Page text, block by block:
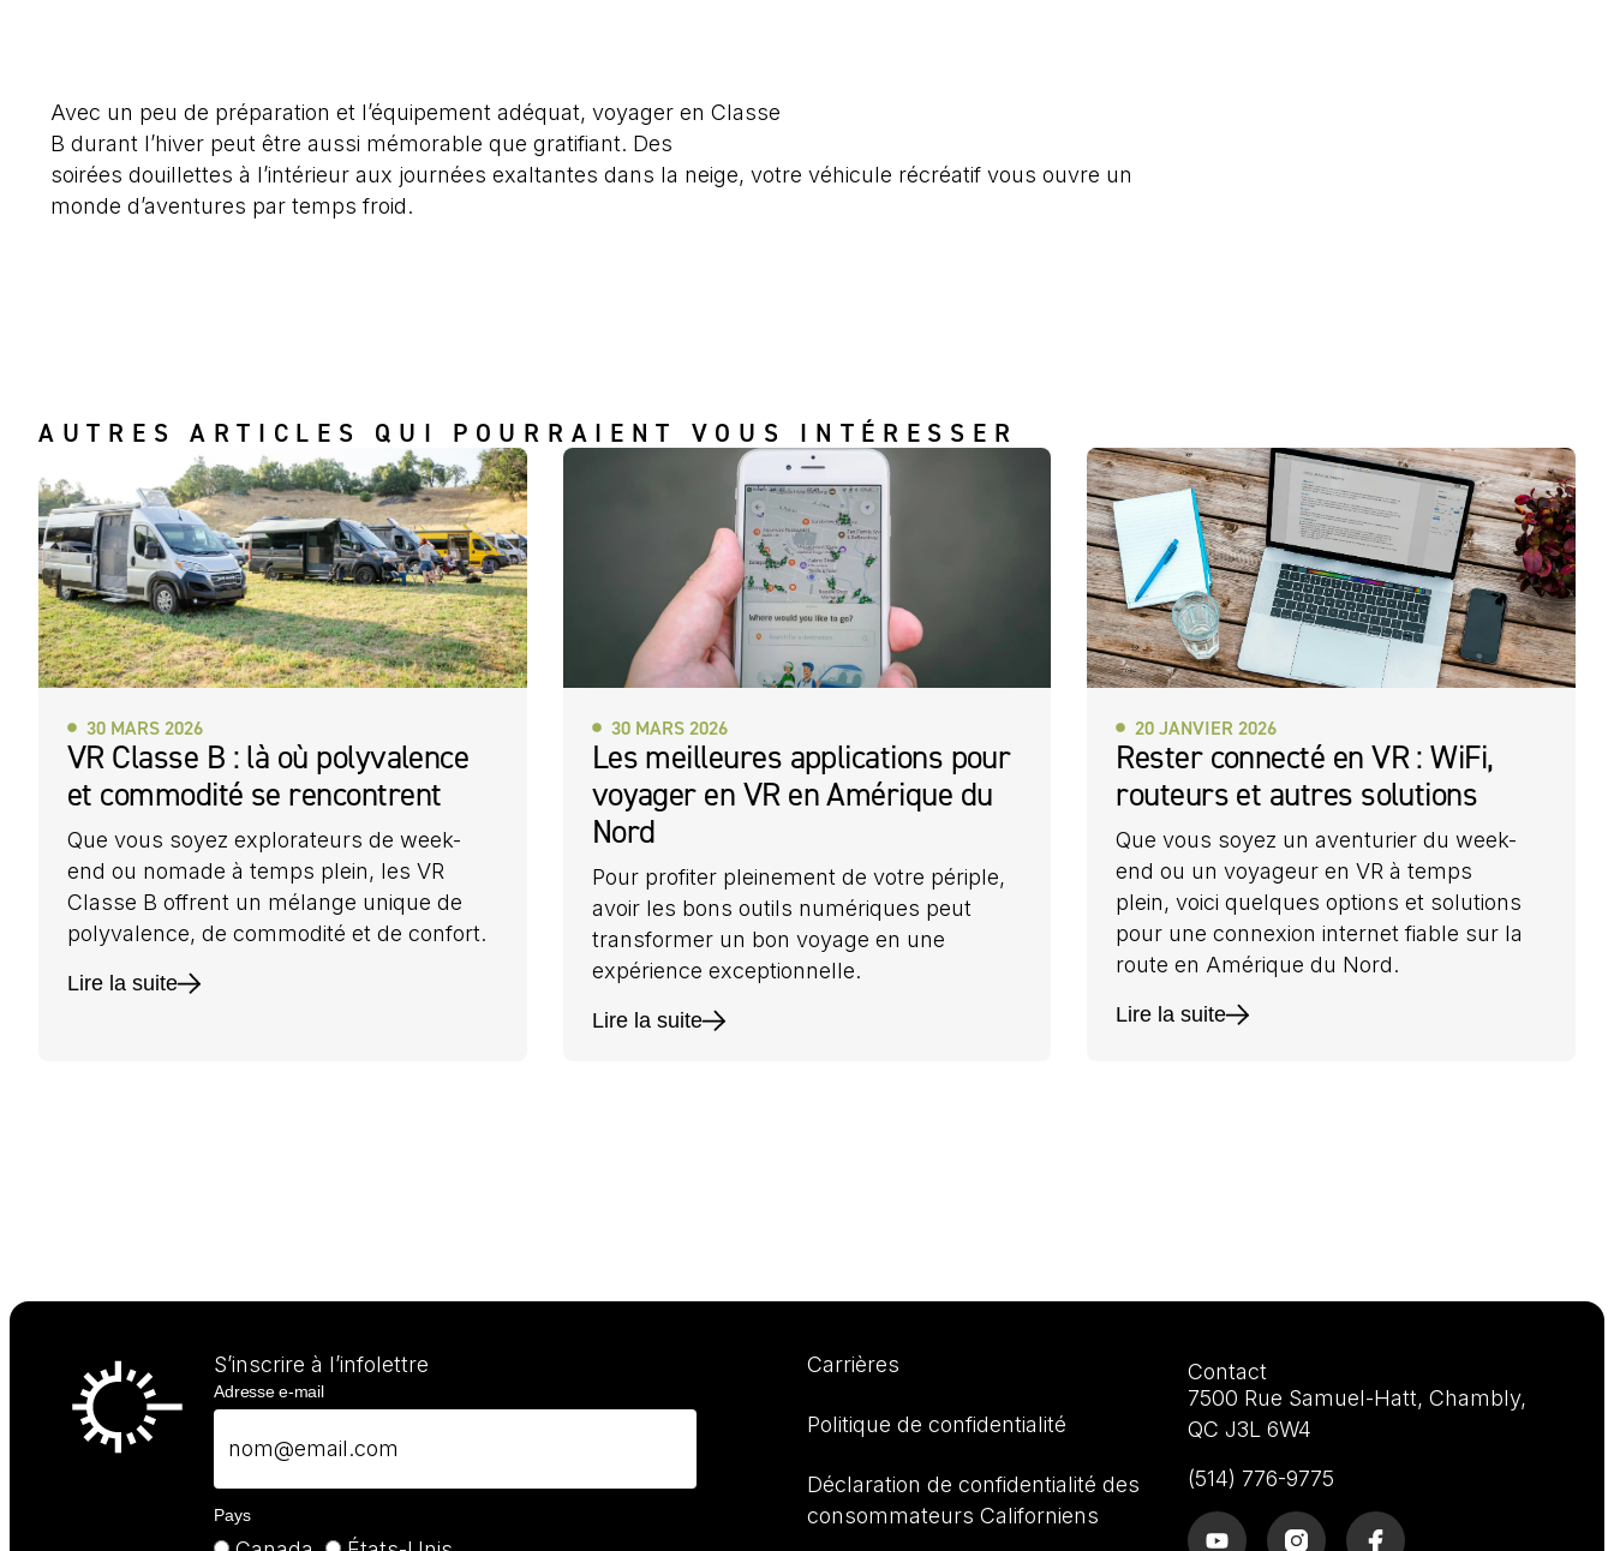
Avec un peu de préparation et l’équipement adéquat, voyager en Classe
B durant l’hiver peut être aussi mémorable que gratifiant. Des
soirées douillettes à l’intérieur aux journées exaltantes dans la neige, votre véhicule récréatif vous ouvre un
monde d’aventures par temps froid.
AUTRES ARTICLES QUI POURRAIENT VOUS INTÉRESSER
30 MARS 2026
VR Classe B : là où polyvalence
et commodité se rencontrent
Que vous soyez explorateurs de week-
end ou nomade à temps plein, les VR
Classe B offrent un mélange unique de
polyvalence, de commodité et de confort.
Lire la suite
30 MARS 2026
Les meilleures applications pour
voyager en VR en Amérique du
Nord
Pour profiter pleinement de votre périple,
avoir les bons outils numériques peut
transformer un bon voyage en une
expérience exceptionnelle.
Lire la suite
20 JANVIER 2026
Rester connecté en VR : WiFi,
routeurs et autres solutions
Que vous soyez un aventurier du week-
end ou un voyageur en VR à temps
plein, voici quelques options et solutions
pour une connexion internet fiable sur la
route en Amérique du Nord.
Lire la suite
S’inscrire à l’infolettre
Adresse e-mail
Pays
Carrières
Politique de confidentialité
Déclaration de confidentialité des
consommateurs Californiens
Contact
7500 Rue Samuel-Hatt, Chambly,
QC J3L 6W4
(514) 776-9775